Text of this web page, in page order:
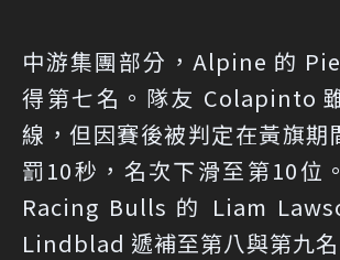
中游集團部分，Alpine 的
得第七名。隊友 Colapinto
線，但因賽後被判定在黃旗期
罰10秒，名次下滑至第10位
Racing Bulls 的 Liam
Lindblad 遞補至第八與第九名